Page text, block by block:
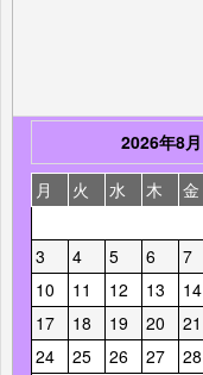
2026年8月
月
火 水 木 金
3
4 5 6 7
10
11 12 13 14
17
18 19 20 21
24
25 26 27 28